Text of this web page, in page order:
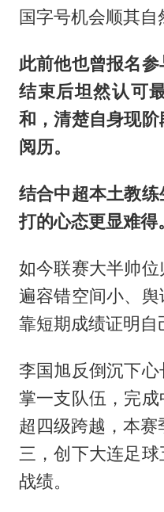
国字号机会顺其自
此前他也曾报名
结束后坦然认可
和，清楚自身现
阅历。
结合中超本土教
打的心态更显难得。
如今联赛大半帅
遍容错空间小、
靠短期成绩证明自
李国旭反倒沉下
掌一支队伍，完
超四级跨越，本
三，创下大连足
战绩。